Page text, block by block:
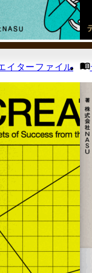
イターファイル